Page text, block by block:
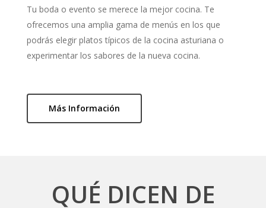
Tu boda o evento se merece la mejor cocina. Te
ofrecemos una amplia gama de menús en los que
podrás elegir platos típicos de la cocina asturiana o
experimentar los sabores de la nueva cocina.
Más Información
QUÉ DICEN DE